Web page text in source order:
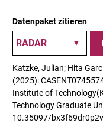
Datenpaket zitieren
Katzke, Julian; Hita
(2025):
Institute of
Technology Graduate
10.35097/